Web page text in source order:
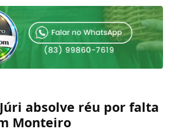
absolve réu por falta
Monteiro